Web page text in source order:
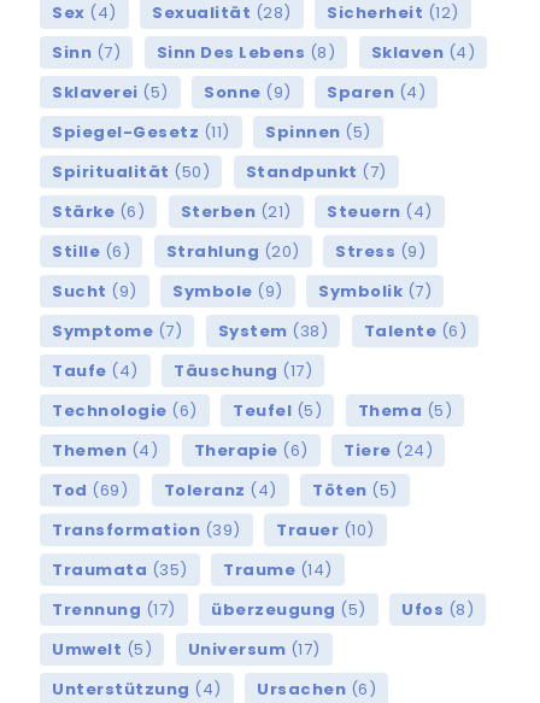
Sex (4) Sexualität (28) Sicherheit (12)
Sinn (7) Sinn Des Lebens (8) Sklaven (4)
Sklaverei (5) Sonne (9) Sparen (4)
Spiegel-Gesetz (11) Spinnen (5)
Spiritualität (50) Standpunkt (7)
Stärke (6) Sterben (21) Steuern (4)
Stille (6) Strahlung (20) Stress (9)
Sucht (9) Symbole (9) Symbolik (7)
Symptome (7) System (38) Talente (6)
Taufe (4) Täuschung (17)
Technologie (6) Teufel (5) Thema (5)
Themen (4) Therapie (6) Tiere (24)
Tod (69) Toleranz (4) Töten (5)
Transformation (39) Trauer (10)
Traumata (35) Traume (14)
Trennung (17) überzeugung (5) Ufos (8)
Umwelt (5) Universum (17)
Unterstützung (4) Ursachen (6)